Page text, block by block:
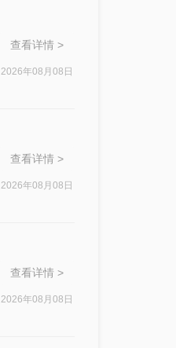
查看详情 >
2026年08月08日
查看详情 >
2026年08月08日
查看详情 >
2026年08月08日